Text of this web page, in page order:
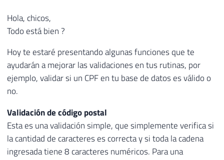
Hola, chicos,
Todo está bien ?
Hoy te estaré presentando algunas funciones que te
ayudarán a mejorar las validaciones en tus rutinas, por
ejemplo, validar si un CPF en tu base de datos es válido o
no.
Validación de código postal
Esta es una validación simple, que simplemente verifica si
la cantidad de caracteres es correcta y si toda la cadena
ingresada tiene 8 caracteres numéricos. Para una